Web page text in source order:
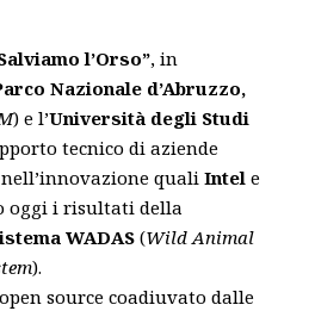
l’Orso”, in
Nazionale d’Abruzzo,
) e l’Università degli Studi
tecnico di aziende
quali Intel e
oggi i risultati della
WADAS(Wild Animal
).
sourcecoadiuvato dalle